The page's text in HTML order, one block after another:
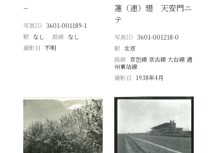
−
写真ID 3601-001189-1
駅 なし 路線 なし
撮影日
不明
蓮（連）翅 天安門ニ
テ
写真ID 3601-001218-0
駅 北京
路線 京包線 京古線 大台線 通
州東站線
撮影日
1938年4月